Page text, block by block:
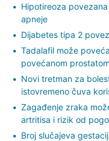
Hipotireoza
apneje
Dijabetes tipa 2
Tadalafil može
povećanom prostatom
Novi tretman za
istovremeno čuva
Zagađenje zraka
artritisa i rizik od
Broj slučajeva